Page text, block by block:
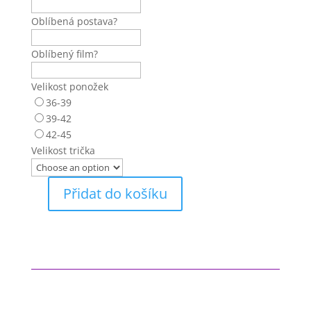
Oblíbená postava?
Oblíbený film?
Velikost ponožek
36-39
39-42
42-45
Velikost trička
Přidat do košíku